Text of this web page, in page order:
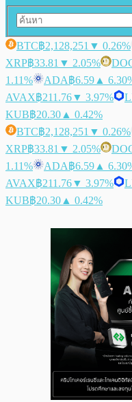
BTC฿2,128,251 ▼ 0.26%
XRP฿33.81 ▼ 2.05%
1.11%
ADA฿6.59 ▲
AVAX฿211.76▼ 3.97%
KUB฿20.30 ▲ 0.42%
BTC฿2,128,251 ▼ 0.26%
XRP฿33.81 ▼ 2.05%
1.11%
ADA฿6.59 ▲
AVAX฿211.76▼ 3.97%
KUB฿20.30 ▲ 0.42%